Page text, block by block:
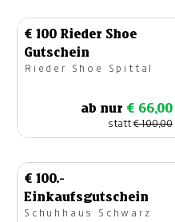
€ 100 Rieder Shoe
Gutschein
Rieder Shoe Spittal
ab nur € 66,00
statt€ 100,00
€ 100.-
Einkaufsgutschein
Schuhhaus Schwarz